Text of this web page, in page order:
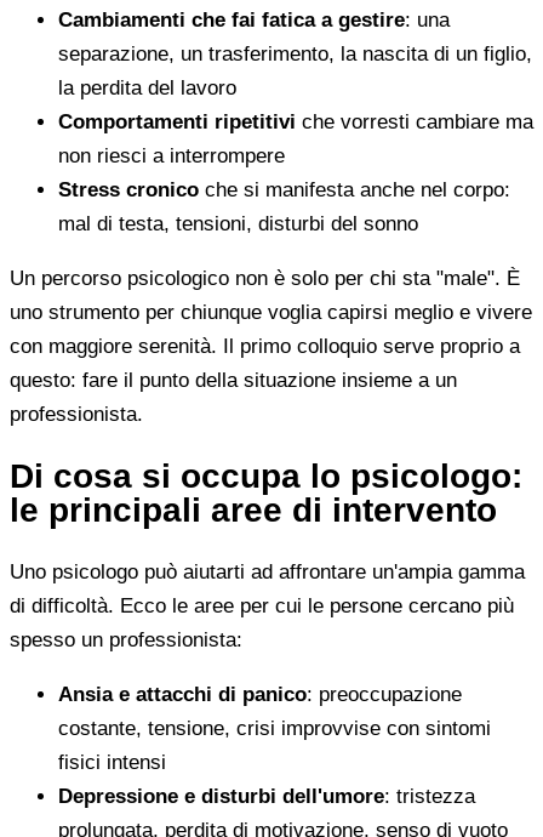
Cambiamenti che fai fatica a gestire: una
separazione, un trasferimento, la nascita di un figlio,
la perdita del lavoro
Comportamenti ripetitivi che vorresti cambiare ma
non riesci a interrompere
Stress cronico che si manifesta anche nel corpo:
mal di testa, tensioni, disturbi del sonno
Un percorso psicologico non è solo per chi sta "male". È
uno strumento per chiunque voglia capirsi meglio e vivere
con maggiore serenità. Il primo colloquio serve proprio a
questo: fare il punto della situazione insieme a un
professionista.
Di cosa si occupa lo psicologo:
le principali aree di intervento
Uno psicologo può aiutarti ad affrontare un'ampia gamma
di difficoltà. Ecco le aree per cui le persone cercano più
spesso un professionista:
Ansia e attacchi di panico: preoccupazione
costante, tensione, crisi improvvise con sintomi
fisici intensi
Depressione e disturbi dell'umore: tristezza
prolungata, perdita di motivazione, senso di vuoto